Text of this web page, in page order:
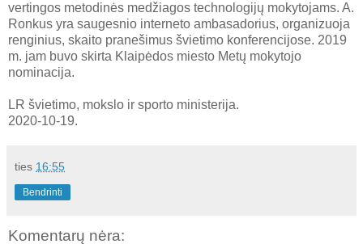
vertingos metodinės medžiagos technologijų mokytojams. A.
Ronkus yra saugesnio interneto ambasadorius, organizuoja
renginius, skaito pranešimus švietimo konferencijose. 2019
m. jam buvo skirta Klaipėdos miesto Metų mokytojo
nominacija.
LR švietimo, mokslo ir sporto ministerija.
2020-10-19.
ties 16:55
Bendrinti
Komentarų nėra: